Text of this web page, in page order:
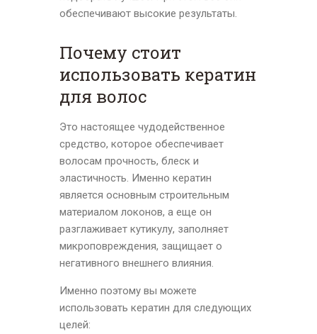
обеспечивают высокие результаты.
Почему стоит
использовать кератин
для волос
Это настоящее чудодейственное
средство, которое обеспечивает
волосам прочность, блеск и
эластичность. Именно кератин
является основным строительным
материалом локонов, а еще он
разглаживает кутикулу, заполняет
микроповреждения, защищает о
негативного внешнего влияния.
Именно поэтому вы можете
использовать кератин для следующих
целей: